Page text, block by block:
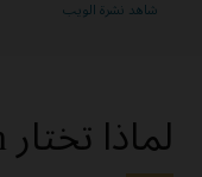
شاهد نشرة الويب
لماذا تختار Oracle Integration؟